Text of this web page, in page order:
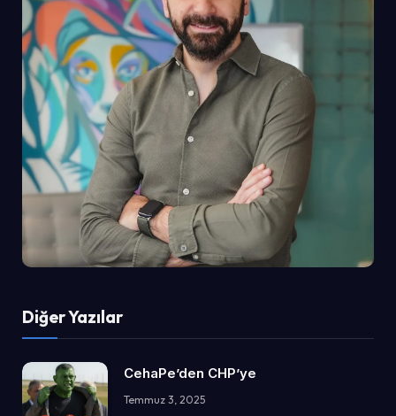
Diğer Yazılar
CehaPe’den CHP’ye
Temmuz 3, 2025